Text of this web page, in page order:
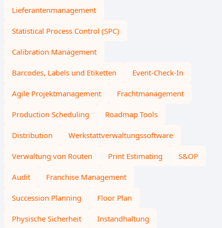
Lieferantenmanagement
Statistical Process Control (SPC)
Calibration Management
Barcodes, Labels und Etiketten Event-Check-In
Agile Projektmanagement Frachtmanagement
Production Scheduling Roadmap Tools
Distribution Werkstattverwaltungssoftware
Verwaltung von Routen Print Estimating S&OP
Audit Franchise Management
Succession Planning Floor Plan
Physische Sicherheit Instandhaltung